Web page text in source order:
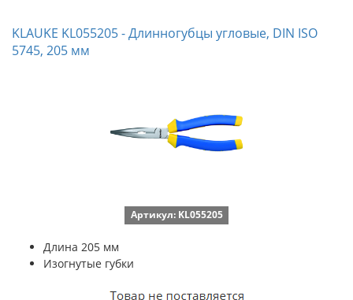
KLAUKE KL055205 - Длинногубцы угловые, DIN ISO
5745, 205 мм
Артикул: KL055205
Длина 205 мм
Изогнутые губки